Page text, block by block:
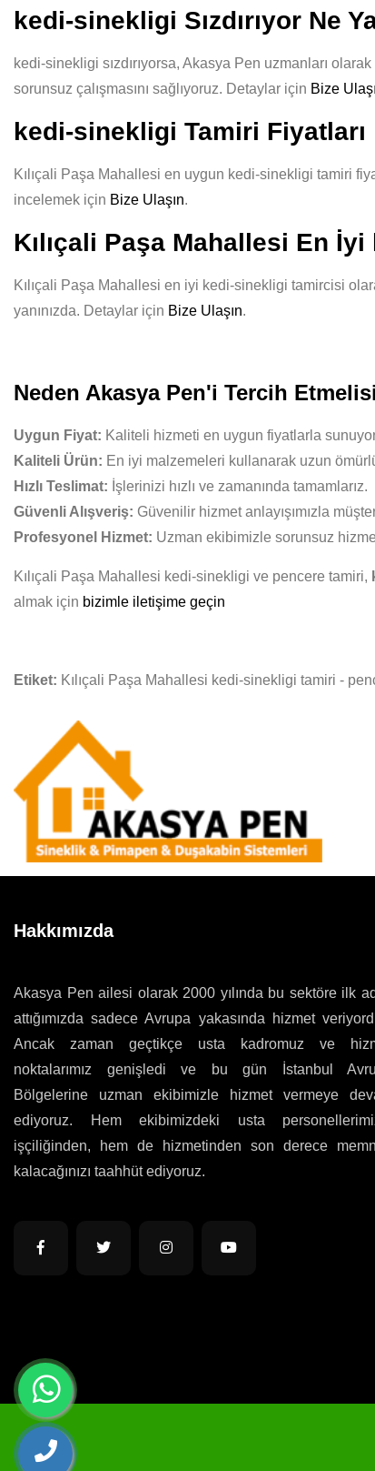
kedi-sinekligi Sızdırıyor Ne
kedi-sinekligi sızdırıyorsa, Akasya Pen uzmanları
sorunsuz çalışmasını sağlıyoruz. Detaylar için Bize
kedi-sinekligi Tamiri Fiyatları
Kılıçali Paşa Mahallesi en uygun kedi-sinekligi tamiri
incelemek için Bize Ulaşın.
Kılıçali Paşa Mahallesi En
Kılıçali Paşa Mahallesi en iyi kedi-sinekligi tamircisi
yanınızda. Detaylar için Bize Ulaşın.
Neden Akasya Pen'i Tercih
Uygun Fiyat: Kaliteli hizmeti en uygun fiyatlarla
Kaliteli Ürün: En iyi malzemeleri kullanarak uzun
Hızlı Teslimat: İşlerinizi hızlı ve zamanında tamamlarız.
Güvenli Alışveriş: Güvenilir hizmet anlayışımızla
Profesyonel Hizmet: Uzman ekibimizle sorunsuz
Kılıçali Paşa Mahallesi kedi-sinekligi ve pencere tamiri,
almak için bizimle iletişime geçin
Etiket: Kılıçali Paşa Mahallesi kedi-sinekligi tamiri -
Hakkımızda
Akasya Pen ailesi olarak 2000 yılında bu sektöre ilk
attığımızda sadece Avrupa yakasında hizmet
Ancak zaman geçtikçe usta kadromuz ve
noktalarımız genişledi ve bu gün İstanbul
Bölgelerine uzman ekibimizle hizmet vermeye
ediyoruz. Hem ekibimizdeki usta
işçiliğinden, hem de hizmetinden son derece
kalacağınızı taahhüt ediyoruz.